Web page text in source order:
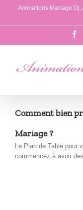
Passer
contenu
Animations Mariage
Comment bien
Mariage ?
Le Plan de Table pour
commencez à avoir